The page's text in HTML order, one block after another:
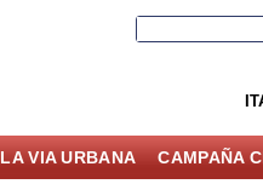
LA VIA URBANA CAMPAÑA